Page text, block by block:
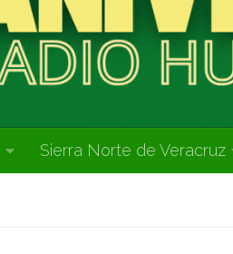
Sierra Norte de Veracruz